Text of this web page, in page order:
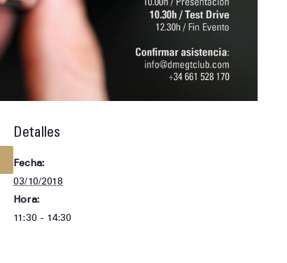
Detalles
Fecha:
03/10/2018
Hora:
11:30 - 14:30